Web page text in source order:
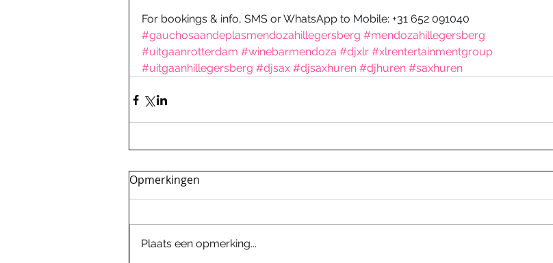
For bookings & info, SMS or WhatsApp to Mobile: +31 652 091040
#gauchosaandeplasmendozahillegersberg #mendozahillegersberg
#uitgaanrotterdam #winebarmendoza #djxlr #xlrentertainmentgroup
#uitgaanhillegersberg #djsax #djsaxhuren #djhuren #saxhuren
Opmerkingen
Plaats een opmerking...